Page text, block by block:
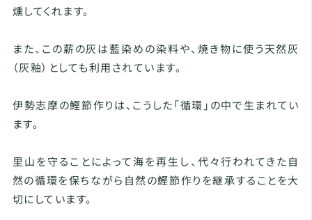
燻してくれます。
また、この薪の灰は藍染めの染料や、焼き物に使う天然灰
（灰釉）としても利用されています。
伊勢志摩の鰹節作りは、こうした「循環」の中で生まれてい
ます。
里山を守ることによって海を再生し、代々行われてきた自
然の循環を保ちながら自然の鰹節作りを継承することを大
切にしています。